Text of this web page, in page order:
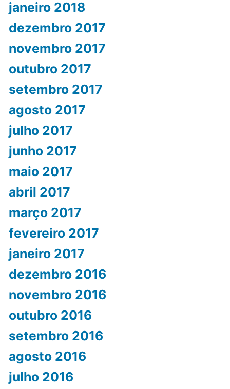
janeiro 2018
dezembro 2017
novembro 2017
outubro 2017
setembro 2017
agosto 2017
julho 2017
junho 2017
maio 2017
abril 2017
março 2017
fevereiro 2017
janeiro 2017
dezembro 2016
novembro 2016
outubro 2016
setembro 2016
agosto 2016
julho 2016